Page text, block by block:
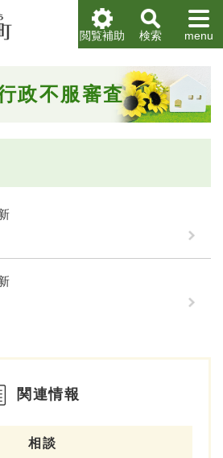
ーを飛ばして本文へ
閲覧補助
検索 menu
政不服審査
関連情報
相談